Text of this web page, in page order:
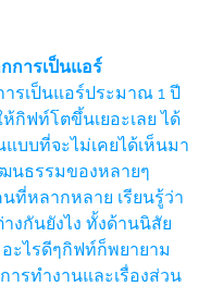
การเป็นแอร์
ารเป็นแอร์ประมาณ 1 ปี
กิฟท์โตขึ้นเยอะเลย ได้
บบที่จะไม่เคยได้เห็นมา
นธรรมของหลายๆ
นที่หลากหลาย เรียนรู้ว่า
งกันยังไง ทั้งด้านนิสัย
ะไรดีๆกิฟท์ก็พยายาม
ารทำงานและเรื่องส่วน